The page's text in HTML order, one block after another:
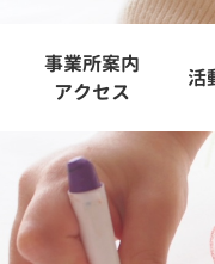
事業所案内
アクセス
活